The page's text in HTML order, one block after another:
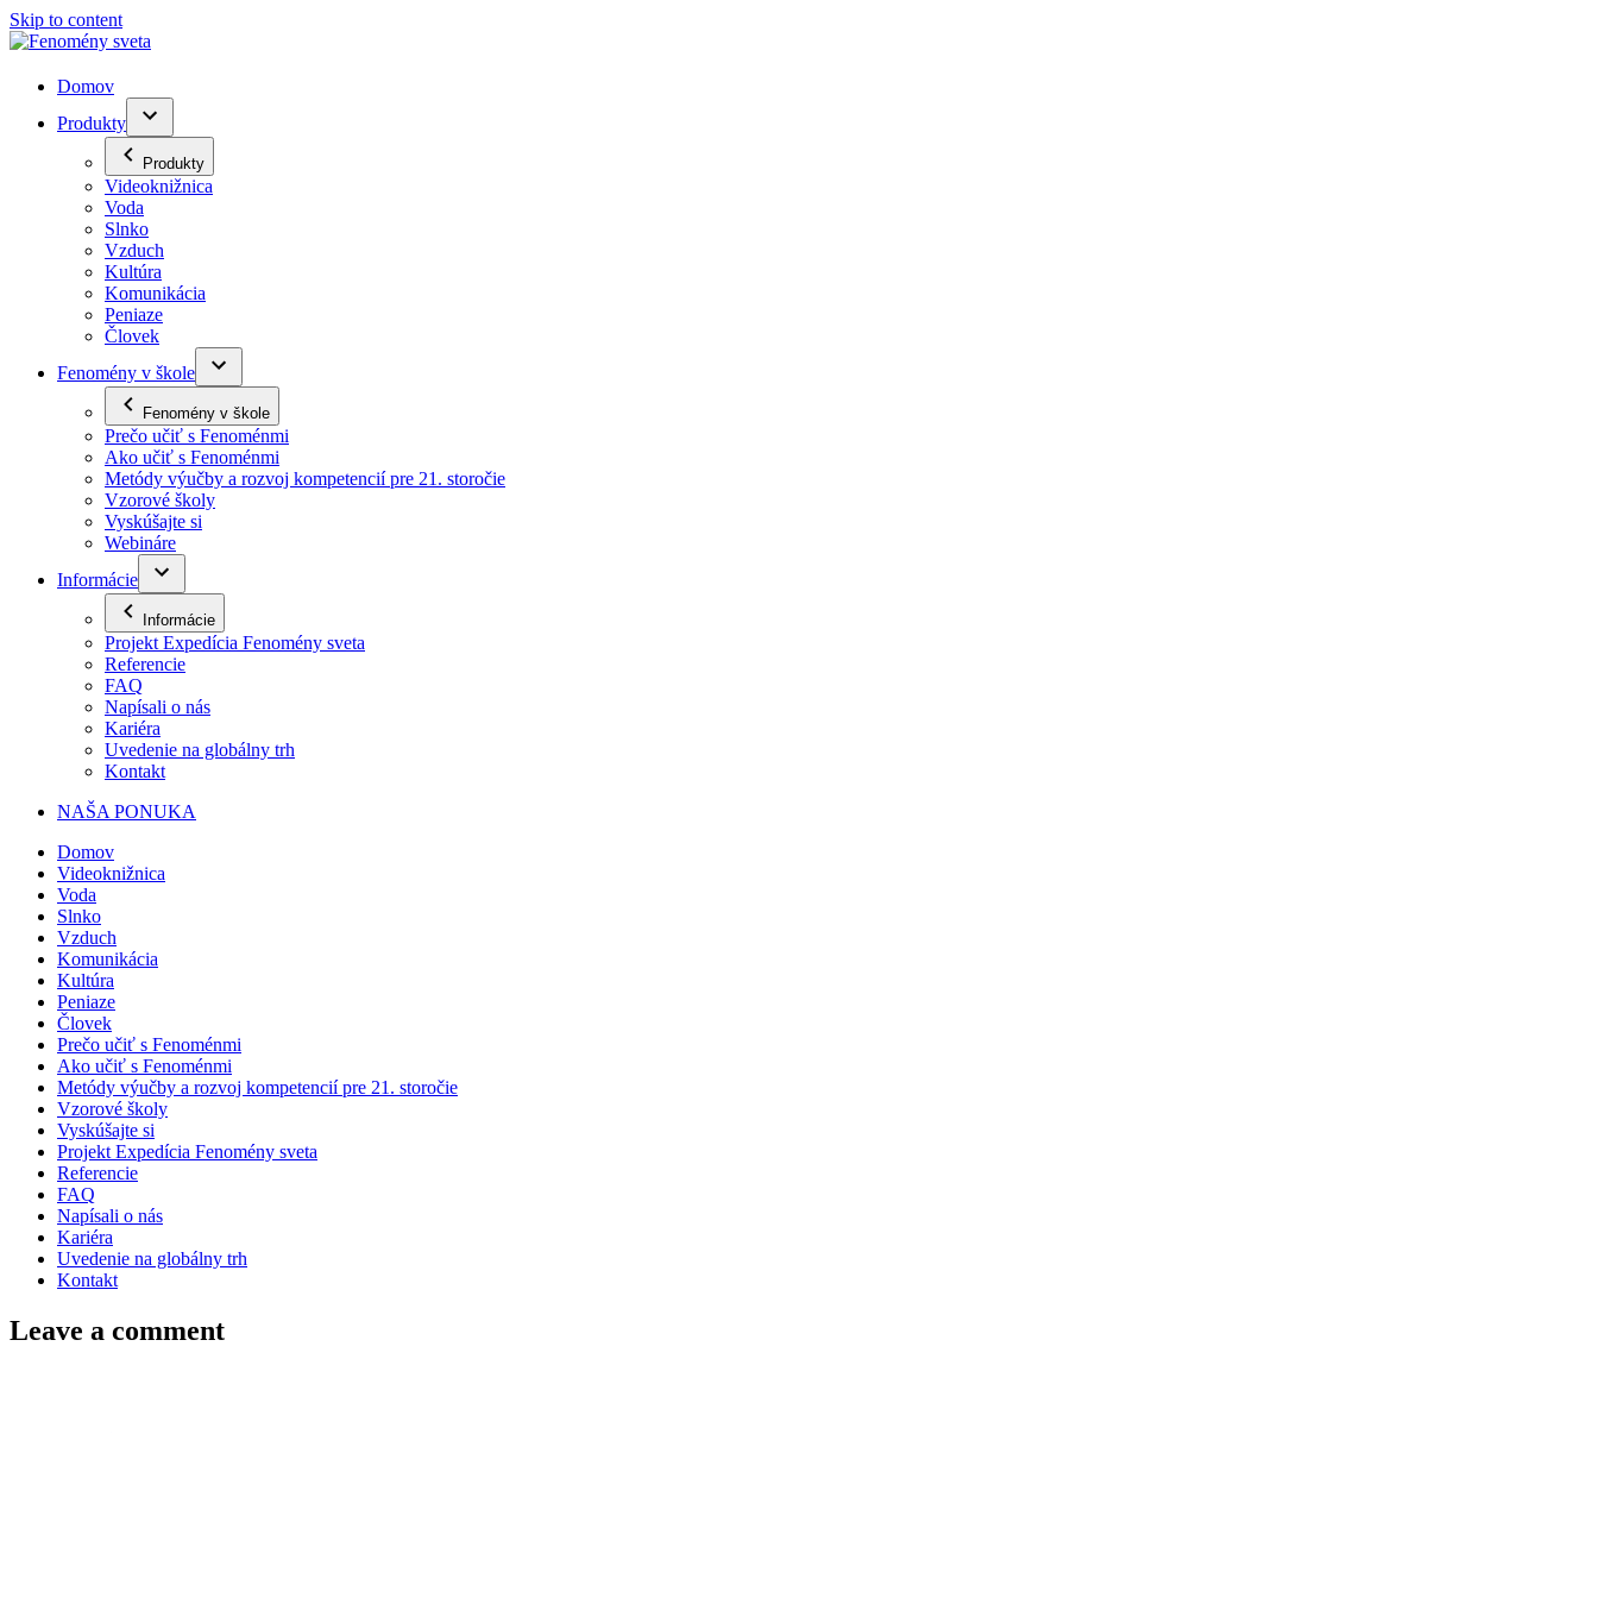
Skip to content
Domov
Produkty
Produkty
Videoknižnica
Voda
Slnko
Vzduch
Kultúra
Komunikácia
Peniaze
Človek
Fenomény v škole
Fenomény v škole
Prečo učiť s Fenoménmi
Ako učiť s Fenoménmi
Metódy výučby a rozvoj kompetencií pre 21. storočie
Vzorové školy
Vyskúšajte si
Webináre
Informácie
Informácie
Projekt Expedícia Fenomény sveta
Referencie
FAQ
Napísali o nás
Kariéra
Uvedenie na globálny trh
Kontakt
NAŠA PONUKA
Domov
Videoknižnica
Voda
Slnko
Vzduch
Komunikácia
Kultúra
Peniaze
Človek
Prečo učiť s Fenoménmi
Ako učiť s Fenoménmi
Metódy výučby a rozvoj kompetencií pre 21. storočie
Vzorové školy
Vyskúšajte si
Projekt Expedícia Fenomény sveta
Referencie
FAQ
Napísali o nás
Kariéra
Uvedenie na globálny trh
Kontakt
Leave a comment